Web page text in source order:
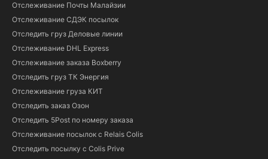
Отслеживание Почты Малайзии
Отслеживание СДЭК посылок
Отследить груз Деловые линии
Отслеживание DHL Express
Отслеживание заказа Boxberry
Отследить груз ТК Энергия
Отслеживание груза КИТ
Отследить заказ Озон
Отследить 5Post по номеру заказа
Отслеживание посылок с Relais Colis
Отследить посылку с Colis Prive